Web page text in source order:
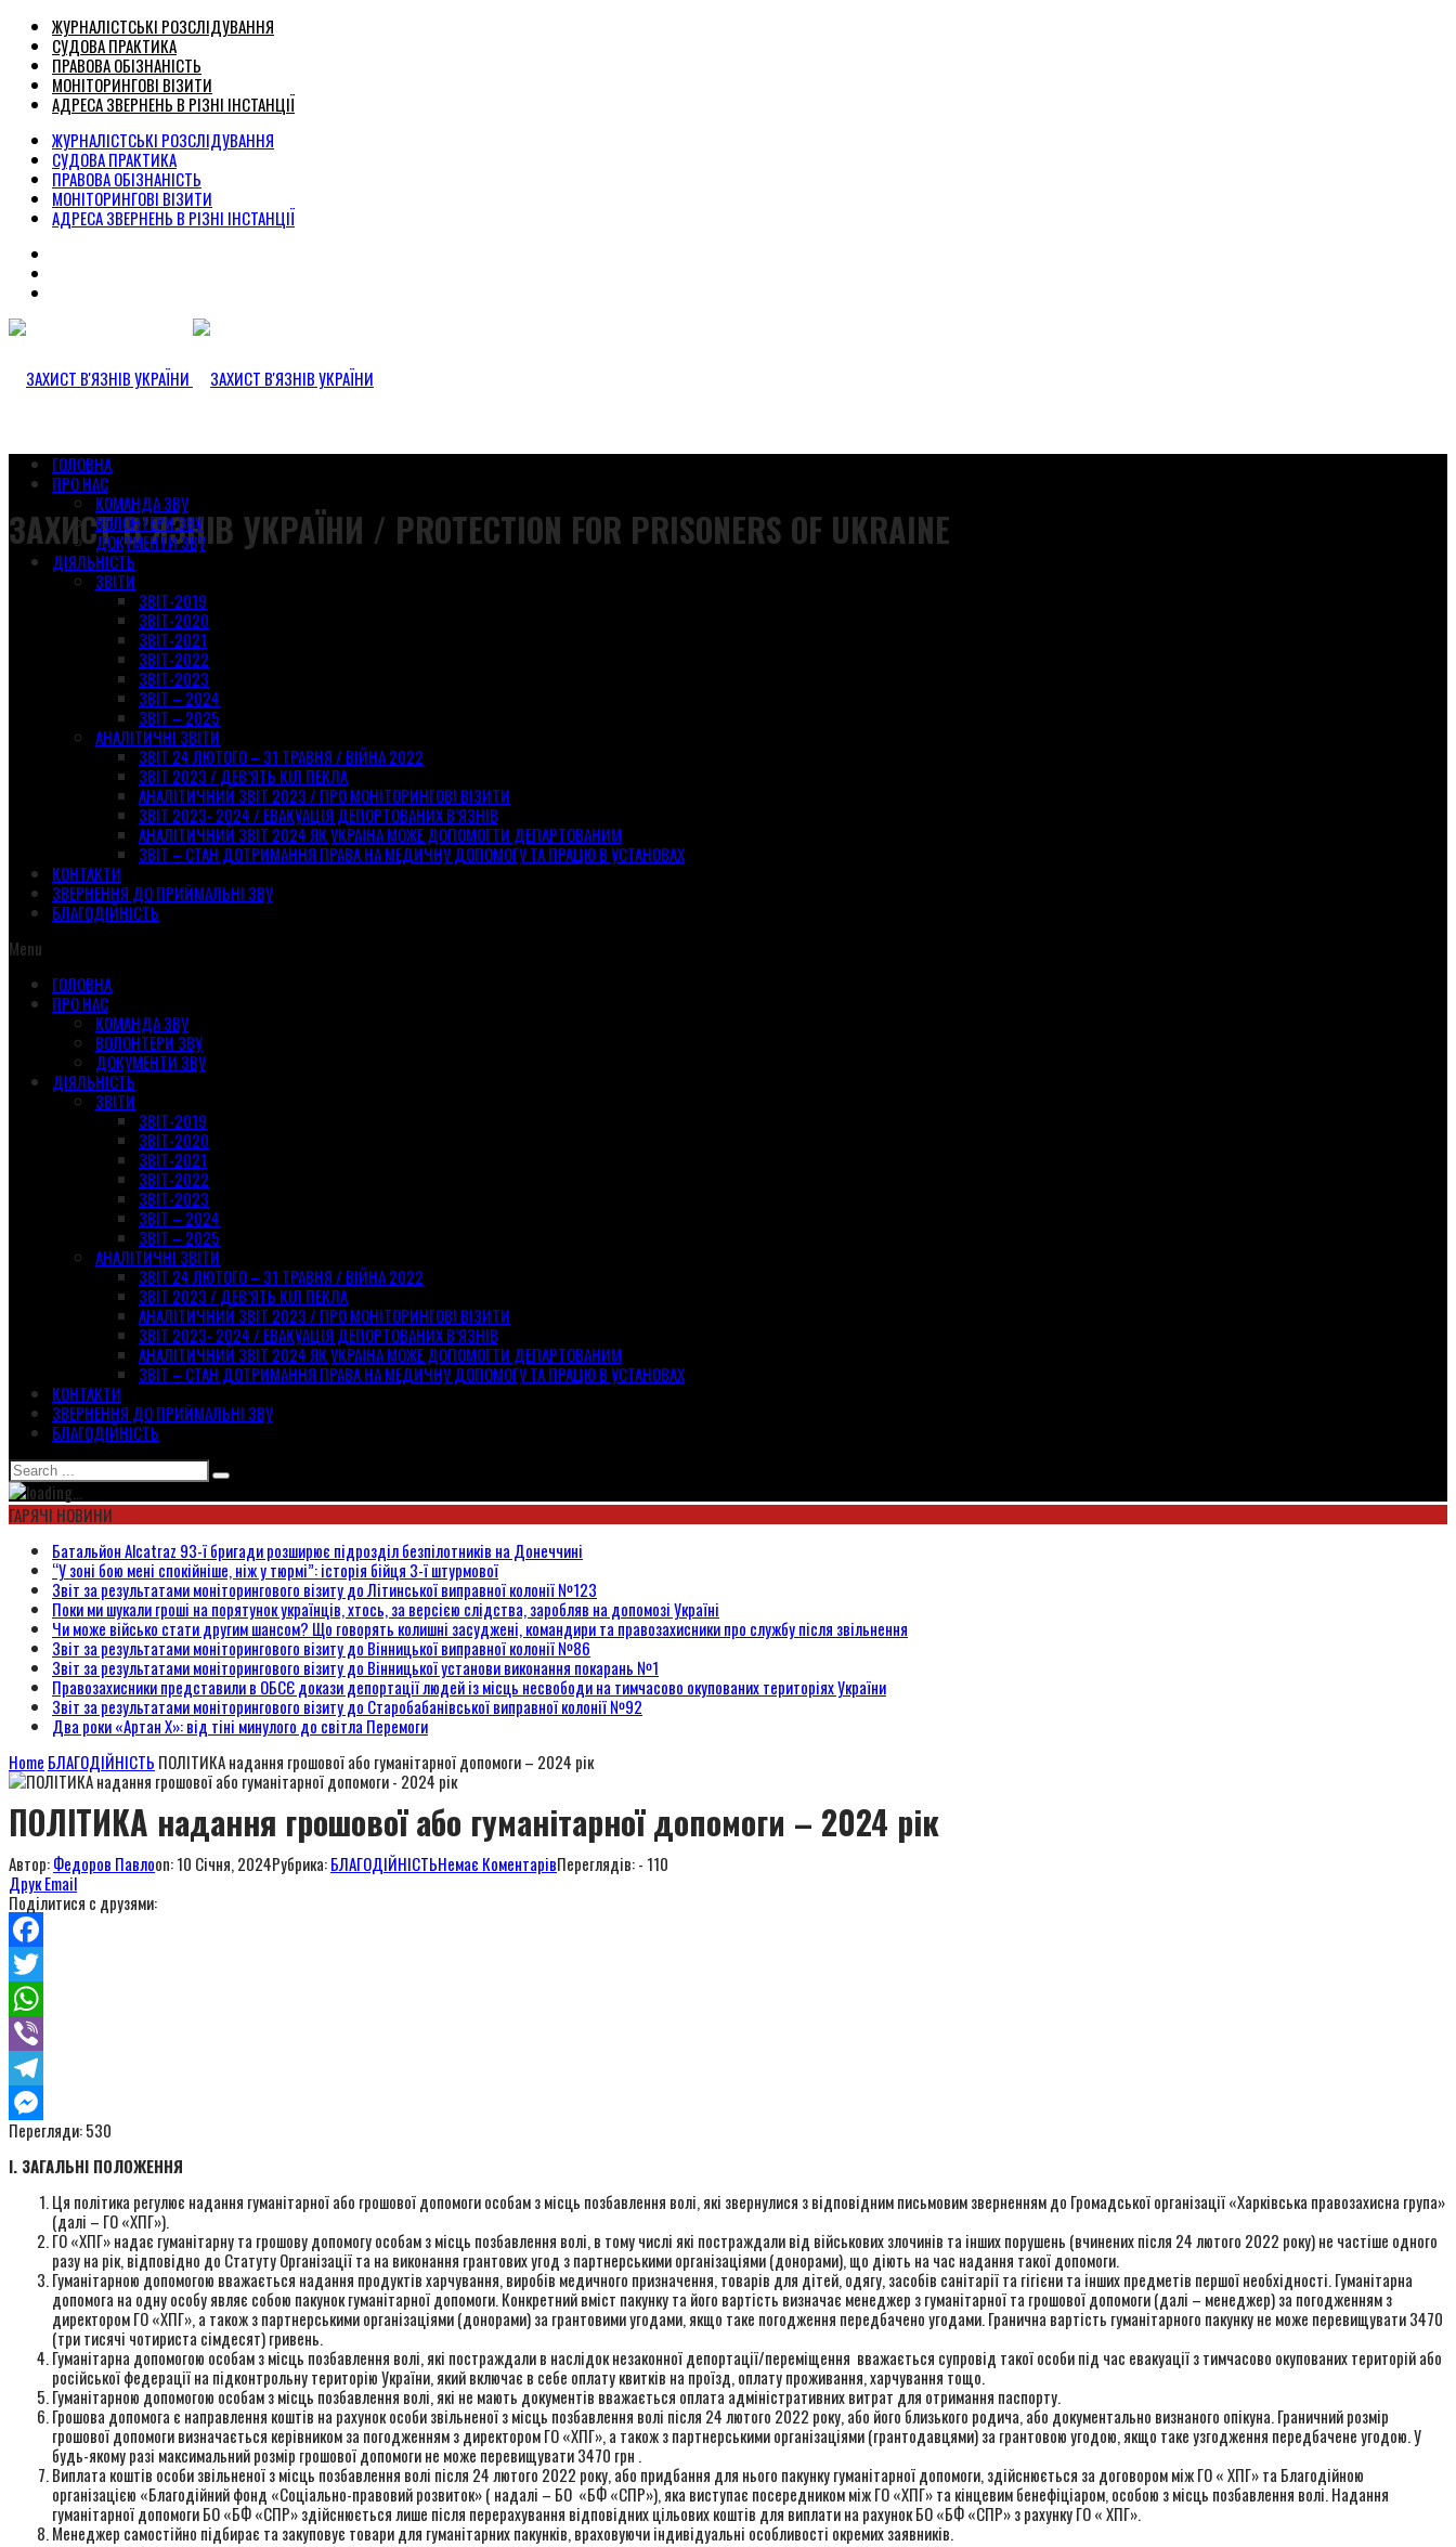
ЖУРНАЛІСТСЬКІ РОЗСЛІДУВАННЯ
СУДОВА ПРАКТИКА
ПРАВОВА ОБІЗНАНІСТЬ
МОНІТОРИНГОВІ ВІЗИТИ
АДРЕСА ЗВЕРНЕНЬ В РІЗНІ ІНСТАНЦІЇ
ЖУРНАЛІСТСЬКІ РОЗСЛІДУВАННЯ
СУДОВА ПРАКТИКА
ПРАВОВА ОБІЗНАНІСТЬ
МОНІТОРИНГОВІ ВІЗИТИ
АДРЕСА ЗВЕРНЕНЬ В РІЗНІ ІНСТАНЦІЇ
ЗАХИСТ В’ЯЗНІВ УКРАЇНИ / PROTECTION FOR PRISONERS OF UKRAINE
ГОЛОВНА
ПРО НАС
КОМАНДА ЗВУ
ВОЛОНТЕРИ ЗВУ
ДОКУМЕНТИ ЗВУ
ДІЯЛЬНІСТЬ
ЗВІТИ
ЗВІТ-2019
ЗВІТ-2020
ЗВІТ-2021
ЗВІТ-2022
ЗВІТ-2023
ЗВІТ – 2024
ЗВІТ – 2025
АНАЛІТИЧНІ ЗВІТИ
ЗВІТ 24 ЛЮТОГО – 31 ТРАВНЯ / ВІЙНА 2022
ЗВІТ 2023 / ДЕВ’ЯТЬ КІЛ ПЕКЛА
АНАЛІТИЧНИЙ ЗВІТ 2023 / ПРО МОНІТОРИНГОВІ ВІЗИТИ
ЗВІТ 2023- 2024 / ЕВАКУАЦІЯ ДЕПОРТОВАНИХ В’ЯЗНІВ
АНАЛІТИЧНИЙ ЗВІТ 2024 ЯК УКРАЇНА МОЖЕ ДОПОМОГТИ ДЕПАРТОВАНИМ
ЗВІТ – СТАН ДОТРИМАННЯ ПРАВА НА МЕДИЧНУ ДОПОМОГУ ТА ПРАЦЮ В УСТАНОВАХ
КОНТАКТИ
ЗВЕРНЕННЯ ДО ПРИЙМАЛЬНІ ЗВУ
БЛАГОДІЙНІСТЬ
Menu
ГОЛОВНА
ПРО НАС
КОМАНДА ЗВУ
ВОЛОНТЕРИ ЗВУ
ДОКУМЕНТИ ЗВУ
ДІЯЛЬНІСТЬ
ЗВІТИ
ЗВІТ-2019
ЗВІТ-2020
ЗВІТ-2021
ЗВІТ-2022
ЗВІТ-2023
ЗВІТ – 2024
ЗВІТ – 2025
АНАЛІТИЧНІ ЗВІТИ
ЗВІТ 24 ЛЮТОГО – 31 ТРАВНЯ / ВІЙНА 2022
ЗВІТ 2023 / ДЕВ’ЯТЬ КІЛ ПЕКЛА
АНАЛІТИЧНИЙ ЗВІТ 2023 / ПРО МОНІТОРИНГОВІ ВІЗИТИ
ЗВІТ 2023- 2024 / ЕВАКУАЦІЯ ДЕПОРТОВАНИХ В’ЯЗНІВ
АНАЛІТИЧНИЙ ЗВІТ 2024 ЯК УКРАЇНА МОЖЕ ДОПОМОГТИ ДЕПАРТОВАНИМ
ЗВІТ – СТАН ДОТРИМАННЯ ПРАВА НА МЕДИЧНУ ДОПОМОГУ ТА ПРАЦЮ В УСТАНОВАХ
КОНТАКТИ
ЗВЕРНЕННЯ ДО ПРИЙМАЛЬНІ ЗВУ
БЛАГОДІЙНІСТЬ
ГАРЯЧІ НОВИНИ
Батальйон Alcatraz 93-ї бригади розширює підрозділ безпілотників на Донеччині
“У зоні бою мені спокійніше, ніж у тюрмі”: історія бійця 3-ї штурмової
Звіт за результатами моніторингового візиту до Літинської виправної колонії №123
Поки ми шукали гроші на порятунок українців, хтось, за версією слідства, заробляв на допомозі Україні
Чи може військо стати другим шансом? Що говорять колишні засуджені, командири та правозахисники про службу після звільнення
Звіт за результатами моніторингового візиту до Вінницької виправної колонії №86
Звіт за результатами моніторингового візиту до Вінницької установи виконання покарань №1
Правозахисники представили в ОБСЄ докази депортації людей із місць несвободи на тимчасово окупованих територіях України
Звіт за результатами моніторингового візиту до Старобабанівської виправної колонії №92
Два роки «Артан Х»: від тіні минулого до світла Перемоги
Home БЛАГОДІЙНІСТЬ ПОЛІТИКА надання грошової або гуманітарної допомоги – 2024 рік
ПОЛІТИКА надання грошової або гуманітарної допомоги – 2024 рік
Автор:Федоров Павлоon:10 Січня, 2024Рубрика:БЛАГОДІЙНІСТЬНемає КоментарівПереглядів: - 110
ДрукEmail
Поділитися с друзями:
Facebook
Twitter
WhatsApp
Viber
Telegram
Messenger
Перегляди:530
І. ЗАГАЛЬНІ ПОЛОЖЕННЯ
Ця політика регулює надання гуманітарної або грошової допомоги особам з місць позбавлення волі, які звернулися з відповідним письмовим зверненням до Громадської організації «Харківська правозахисна група»
(далі – ГО «ХПГ»).
ГО «ХПГ» надає гуманітарну та грошову допомогу особам з місць позбавлення волі, в тому числі які постраждали від військових злочинів та інших порушень (вчинених після 24 лютого 2022 року) не частіше одного
разу на рік, відповідно до Статуту Організації та на виконання грантових угод з партнерськими організаціями (донорами), що діють на час надання такої допомоги.
Гуманітарною допомогою вважається надання продуктів харчування, виробів медичного призначення, товарів для дітей, одягу, засобів санітарії та гігієни та інших предметів першої необхідності. Гуманітарна
допомога на одну особу являє собою пакунок гуманітарної допомоги. Конкретний вміст пакунку та його вартість визначає менеджер з гуманітарної та грошової допомоги (далі – менеджер) за погодженням з
директором ГО «ХПГ», а також з партнерськими організаціями (донорами) за грантовими угодами, якщо таке погодження передбачено угодами. Гранична вартість гуманітарного пакунку не може перевищувати 3470
(три тисячі чотириста сімдесят) гривень.
Гуманітарна допомогою особам з місць позбавлення волі, які постраждали в наслідок незаконної депортації/переміщення вважається супровід такої особи під час евакуації з тимчасово окупованих територій або
російської федерації на підконтрольну територію України, який включає в себе оплату квитків на проїзд, оплату проживання, харчування тощо.
Гуманітарною допомогою особам з місць позбавлення волі, які не мають документів вважається оплата адміністративних витрат для отримання паспорту.
Грошова допомога є направлення коштів на рахунок особи звільненої з місць позбавлення волі після 24 лютого 2022 року, або його близького родича, або документально визнаного опікуна. Граничний розмір
грошової допомоги визначається керівником за погодженням з директором ГО «ХПГ», а також з партнерськими організаціями (грантодавцями) за грантовою угодою, якщо таке узгодження передбачене угодою. У
будь-якому разі максимальний розмір грошової допомоги не може перевищувати 3470 грн .
Виплата коштів особи звільненої з місць позбавлення волі після 24 лютого 2022 року, або придбання для нього пакунку гуманітарної допомоги, здійснюється за договором між ГО « ХПГ» та Благодійною
організацією «Благодійний фонд «Соціально-правовий розвиток» ( надалі – БО «БФ «СПР»), яка виступає посередником між ГО «ХПГ» та кінцевим бенефіціаром, особою з місць позбавлення волі. Надання
гуманітарної допомоги БО «БФ «СПР» здійснюється лише після перерахування відповідних цільових коштів для виплати на рахунок БО «БФ «СПР» з рахунку ГО « ХПГ».
Менеджер самостійно підбирає та закуповує товари для гуманітарних пакунків, враховуючи індивідуальні особливості окремих заявників.